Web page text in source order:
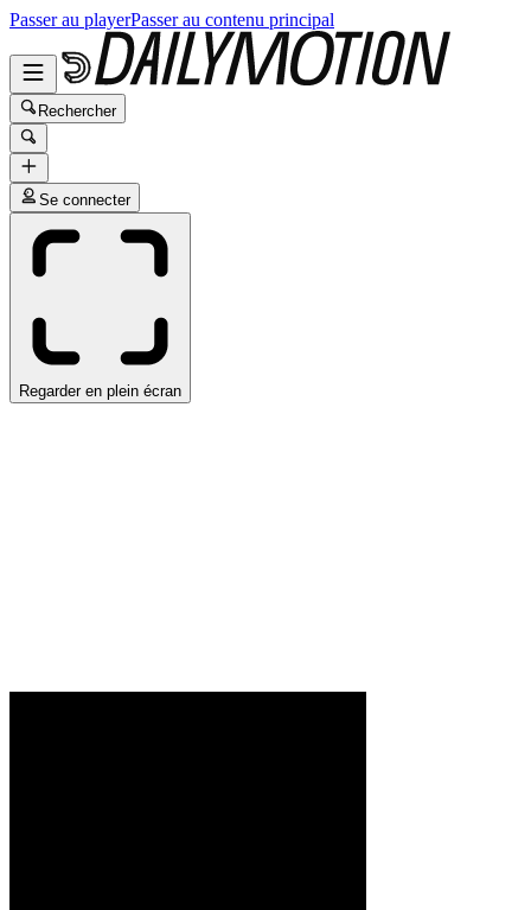
Passer au playerPasser au contenu principal
Rechercher
Se connecter
Regarder en plein écran